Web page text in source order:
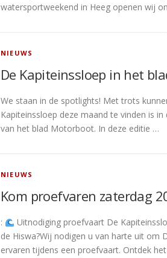
watersportweekend in Heeg openen wij
NIEUWS
De Kapiteinssloep in het
We staan in de spotlights! Met trots
Kapiteinssloep deze maand te vinden is in
van het blad Motorboot. In deze editie …
NIEUWS
Kom proefvaren zaterdag
: Uitnodiging proefvaart De
de Hiswa?Wij nodigen u van harte uit om
ervaren tijdens een proefvaart. Ontdek